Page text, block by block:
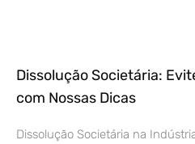
Dissolução Societária:
com Nossas Dicas
Dissolução Societária na